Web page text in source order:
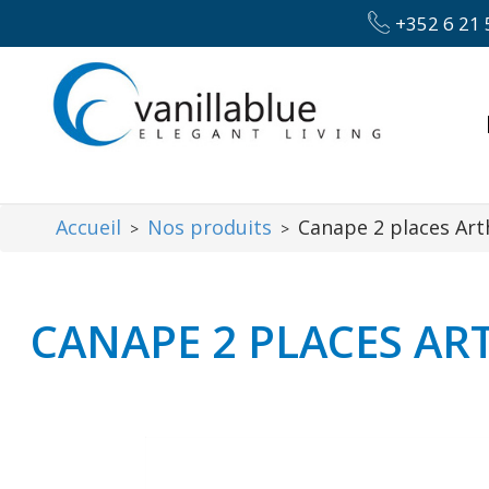
+352 6 21
Accueil > Nos produits > Canape 2 places
CANAPE 2 PLACES